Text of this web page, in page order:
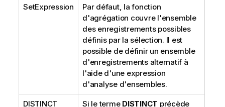
SetExpression
Par défaut, la fonction
d'agrégation couvre l'ensemble
des enregistrements possibles
définis par la sélection. Il est
possible de définir un ensemble
d'enregistrements alternatif à
l'aide d'une expression
d'analyse d'ensembles.
DISTINCT Si le terme DISTINCT précède